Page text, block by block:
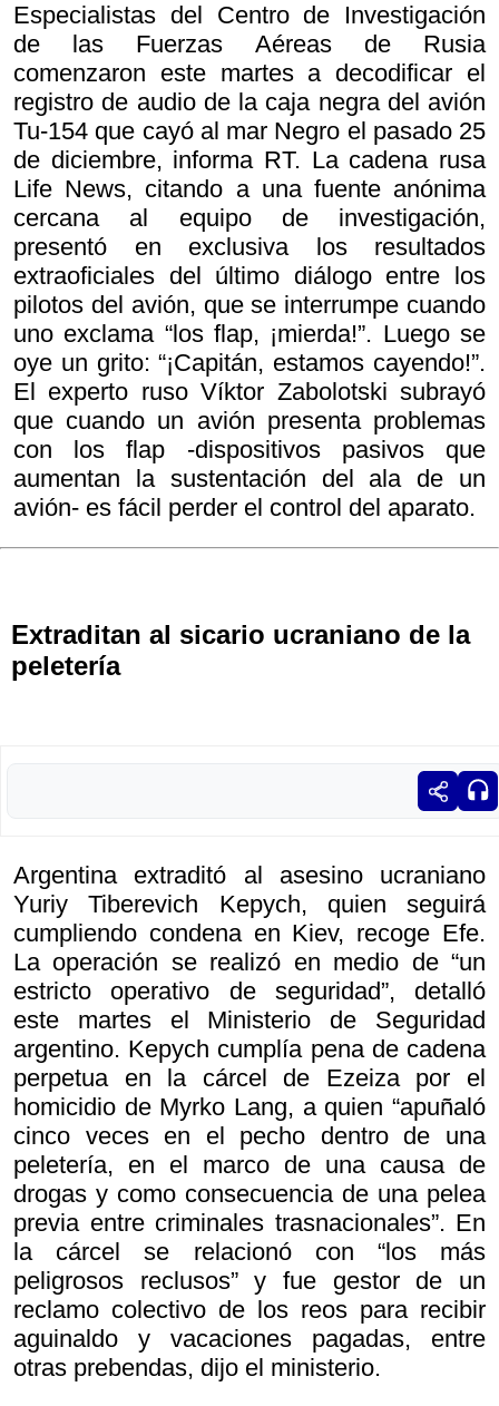
Especialistas del Centro de Investigación
de las Fuerzas Aéreas de Rusia
comenzaron este martes a decodificar el
registro de audio de la caja negra del avión
Tu-154 que cayó al mar Negro el pasado 25
de diciembre, informa RT. La cadena rusa
Life News, citando a una fuente anónima
cercana al equipo de investigación,
presentó en exclusiva los resultados
extraoficiales del último diálogo entre los
pilotos del avión, que se interrumpe cuando
uno exclama “los flap, ¡mierda!”. Luego se
oye un grito: “¡Capitán, estamos cayendo!”.
El experto ruso Víktor Zabolotski subrayó
que cuando un avión presenta problemas
con los flap -dispositivos pasivos que
aumentan la sustentación del ala de un
avión- es fácil perder el control del aparato.
Extraditan al sicario ucraniano de la
peletería
Argentina extraditó al asesino ucraniano
Yuriy Tiberevich Kepych, quien seguirá
cumpliendo condena en Kiev, recoge Efe.
La operación se realizó en medio de “un
estricto operativo de seguridad”, detalló
este martes el Ministerio de Seguridad
argentino. Kepych cumplía pena de cadena
perpetua en la cárcel de Ezeiza por el
homicidio de Myrko Lang, a quien “apuñaló
cinco veces en el pecho dentro de una
peletería, en el marco de una causa de
drogas y como consecuencia de una pelea
previa entre criminales trasnacionales”. En
la cárcel se relacionó con “los más
peligrosos reclusos” y fue gestor de un
reclamo colectivo de los reos para recibir
aguinaldo y vacaciones pagadas, entre
otras prebendas, dijo el ministerio.